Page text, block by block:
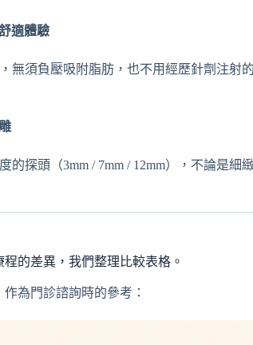
適體驗
，無須負壓吸附脂肪，也不用經歷針劑注射
的探頭（3mm / 7mm / 12mm），不論是細
程的差異，我們整理比較表格。
為門診諮詢時的參考：